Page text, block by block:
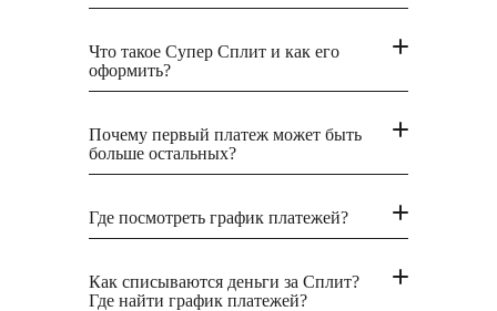
Что такое Супер Сплит и как его
оформить?
Почему первый платеж может быть
больше остальных?
Где посмотреть график платежей?
Как списываются деньги за Сплит?
Где найти график платежей?